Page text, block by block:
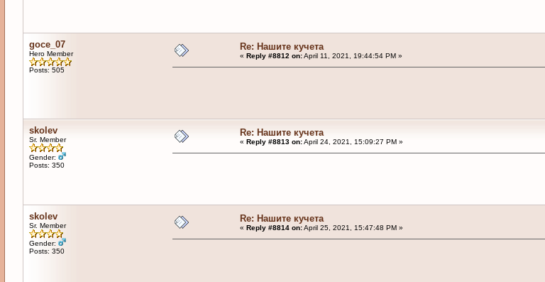
goce_07
Hero Member
Posts: 505
Re: Нашите кучета
« Reply #8812 on:April 11, 2021, 19:44:54 PM »
skolev
Sr. Member
Gender:
Posts: 350
Re: Нашите кучета
« Reply #8813 on:April 24, 2021, 15:09:27 PM »
skolev
Sr. Member
Gender:
Posts: 350
Re: Нашите кучета
« Reply #8814 on:April 25, 2021, 15:47:48 PM »